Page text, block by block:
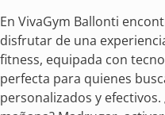
En VivaGym Ballonti
disfrutar de una
fitness, equipada con
perfecta para quienes
personalizados y